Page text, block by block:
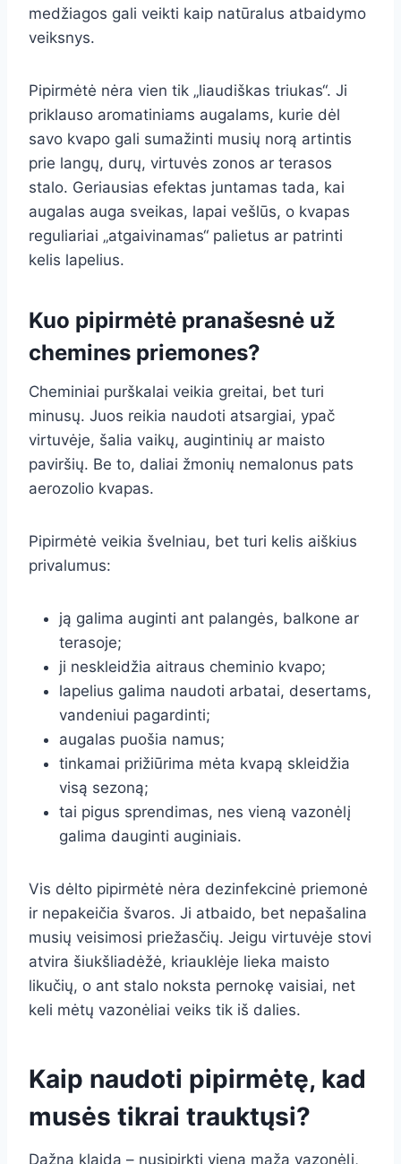
medžiagos gali veikti kaip natūralus atbaidymo
veiksnys.
Pipirmėtė nėra vien tik „liaudiškas triukas“. Ji
priklauso aromatiniams augalams, kurie dėl
savo kvapo gali sumažinti musių norą artintis
prie langų, durų, virtuvės zonos ar terasos
stalo. Geriausias efektas juntamas tada, kai
augalas auga sveikas, lapai vešlūs, o kvapas
reguliariai „atgaivinamas“ palietus ar patrinti
kelis lapelius.
Kuo pipirmėtė pranašesnė už
chemines priemones?
Cheminiai purškalai veikia greitai, bet turi
minusų. Juos reikia naudoti atsargiai, ypač
virtuvėje, šalia vaikų, augintinių ar maisto
paviršių. Be to, daliai žmonių nemalonus pats
aerozolio kvapas.
Pipirmėtė veikia švelniau, bet turi kelis aiškius
privalumus:
ją galima auginti ant palangės, balkone ar
terasoje;
ji neskleidžia aitraus cheminio kvapo;
lapelius galima naudoti arbatai, desertams,
vandeniui pagardinti;
augalas puošia namus;
tinkamai prižiūrima mėta kvapą skleidžia
visą sezoną;
tai pigus sprendimas, nes vieną vazonėlį
galima dauginti auginiais.
Vis dėlto pipirmėtė nėra dezinfekcinė priemonė
ir nepakeičia švaros. Ji atbaido, bet nepašalina
musių veisimosi priežasčių. Jeigu virtuvėje stovi
atvira šiukšliadėžė, kriauklėje lieka maisto
likučių, o ant stalo noksta pernokę vaisiai, net
keli mėtų vazonėliai veiks tik iš dalies.
Kaip naudoti pipirmėtę, kad
musės tikrai trauktųsi?
Dažna klaida – nusipirkti vieną mažą vazonėlį,